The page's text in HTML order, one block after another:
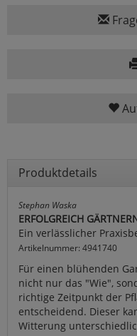
Produktdetails
Stephan Waska
ERFOLGREICH
Ein verlässlicher
Artikelnummer: 4941740
Für einen blühenden
nicht nur das "Wie",
richtige Zeitpunkt der
entscheidend. Dieser
Witterung